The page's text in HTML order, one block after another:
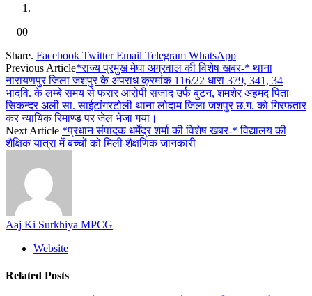
—00—
Share. Facebook Twitter Email Telegram WhatsApp
Previous Article*राज्य प्रमुख मेघा अग्रवाल की विशेष खबर-* थाना
नारायणपुर जिला जशपुर के अपराध क्रमांक 116/22 धारा 379, 341, 34
भादवि. के लम्बे समय से फरार आरोपी सजाद उर्फ बुटन, शमशेर अहमद पिता
सिकन्दर अली सा. साईटांगरटोली थाना लोदाम जिला जशपुर छ.ग. को गिरफतार
कर न्यायिक रिमाण्ड पर जेल भेजा गया।
Next Article *प्रधान संपादक धर्मेंद्र शर्मा की विशेष खबर-* विद्यालय की
शैक्षिक यात्रा में बच्चों को मिली शैक्षणिक जानकारी
Aaj Ki Surkhiya MPCG
Website
Related Posts